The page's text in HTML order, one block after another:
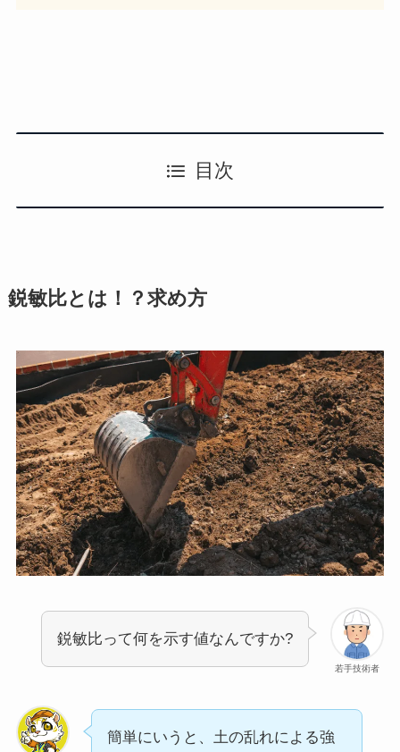
目次
鋭敏比とは！？求め方
若手技術者
鋭敏比って何を示す値なんですか?
簡単にいうと、土の乱れによる強